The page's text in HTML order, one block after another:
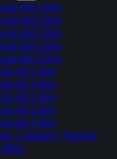
del Libro
del Libro
del Libro
del Libro
del Libro
del Libro
del Libro
del Libro
del Libro
del Libro
Cultural y Natural
libro